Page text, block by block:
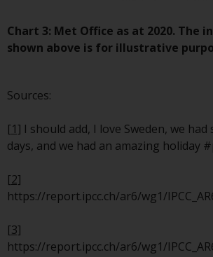
angeboten werden.
registriert sind. Die 40
akzeptieren im
gestattet werden in
erhöhten
Chart 3: Met Office as at 2020. The
shown above is for illustrative
Sources:
[1] I should add, I love Sweden, we
days, and we had an amazing holiday
[2]
https://report.ipcc.ch/ar6/wg1/
[3]
https://report.ipcc.ch/ar6/wg1/